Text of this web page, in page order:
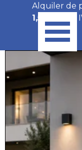
Vaya al Contenido
Saltar
Alquiler de
1,50€/día
+